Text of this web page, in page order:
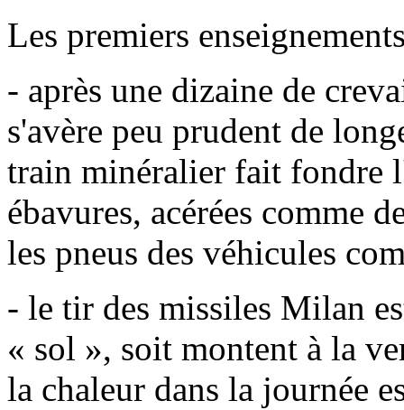
Les premiers
- après une dizaine de
s'avère peu prudent de
train minéralier fait fondre
ébavures, acérées comme
les pneus des véhicules
- le tir des missiles Milan
« sol », soit montent à la
la chaleur dans la journée